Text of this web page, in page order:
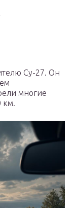
Су-27. Он
многие
км.